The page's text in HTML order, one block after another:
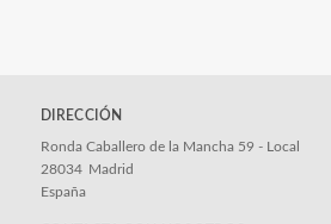
DIRECCIÓN
Ronda Caballero de la Mancha 59 - Local
28034 Madrid
España